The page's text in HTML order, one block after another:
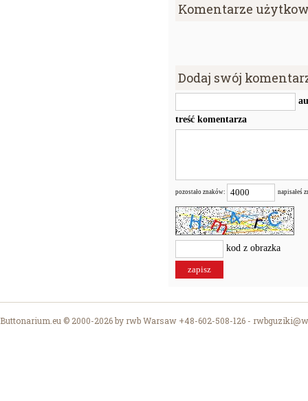
Komentarze
Dodaj swój
treść komentarza
pozostało znaków: napisałeś
kod z obrazka
Buttonarium.eu © 2000-2026 by rwb Warsaw +48-602-508-126 -